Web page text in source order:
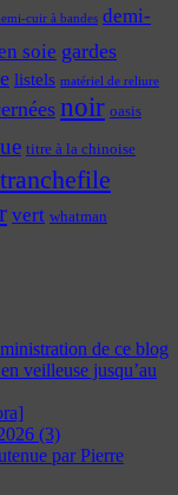
cuir à bandes demi-
soie gardes
listels matériel de reliure
noir oasis
titre à la chinoise
tranchefile
vert whatman
de ce blog
veilleuse jusqu’au
(3)
par Pierre